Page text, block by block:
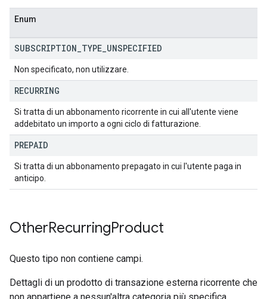
Enum
SUBSCRIPTION TYPE UNSPECIFIED
Non specificato, non utilizzare.
RECURRING
Si tratta di un abbonamento ricorrente in cui all'utente viene
addebitato un importo a ogni ciclo di fatturazione.
PREPAID
Si tratta di un abbonamento prepagato in cui l'utente paga in
anticipo.
OtherRecurringProduct
Questo tipo non contiene campi.
Dettagli di un prodotto di transazione esterna ricorrente che